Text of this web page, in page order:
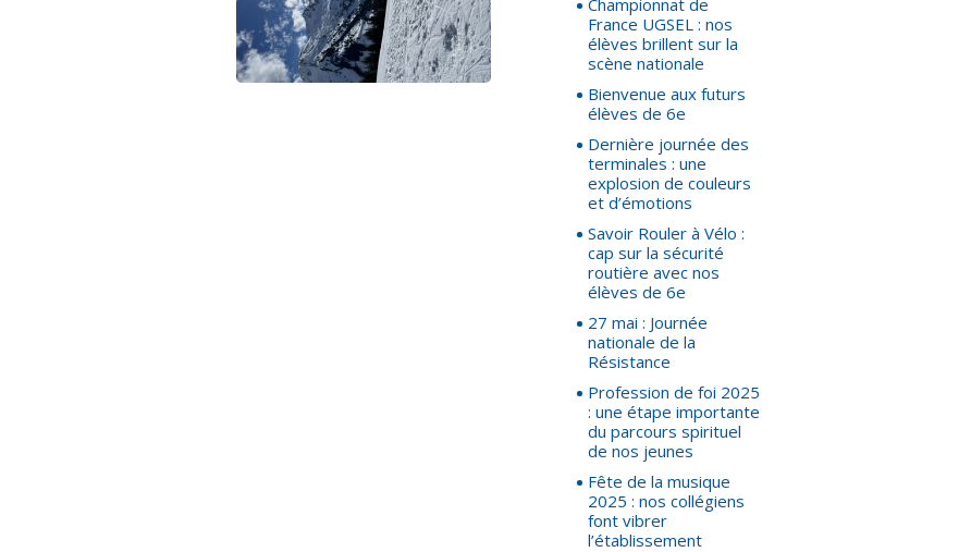
Championnat de
France UGSEL : nos
élèves brillent sur la
scène nationale
Bienvenue aux futurs
élèves de 6e
Dernière journée des
terminales : une
explosion de couleurs
et d’émotions
Savoir Rouler à Vélo :
cap sur la sécurité
routière avec nos
élèves de 6e
27 mai : Journée
nationale de la
Résistance
Profession de foi 2025
: une étape importante
du parcours spirituel
de nos jeunes
Fête de la musique
2025 : nos collégiens
font vibrer
l’établissement